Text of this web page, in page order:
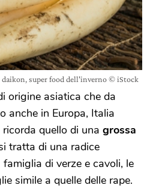
super food dell'inverno © iStock
origine asiatica che da
anche in Europa, Italia
quello di una grossa
tratta di una radice
di verze e cavoli, le
simile a quelle delle rape.